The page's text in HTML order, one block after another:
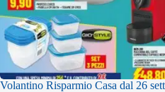
Volantino Risparmio Casa dal 26